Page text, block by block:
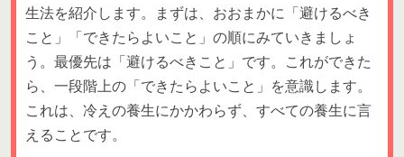
生法を紹介します。まずは、おおまかに「避けるべき
こと」「できたらよいこと」の順にみていきましょ
う。最優先は「避けるべきこと」です。これができた
ら、一段階上の「できたらよいこと」を意識します。
これは、冷えの養生にかかわらず、すべての養生に言
えることです。